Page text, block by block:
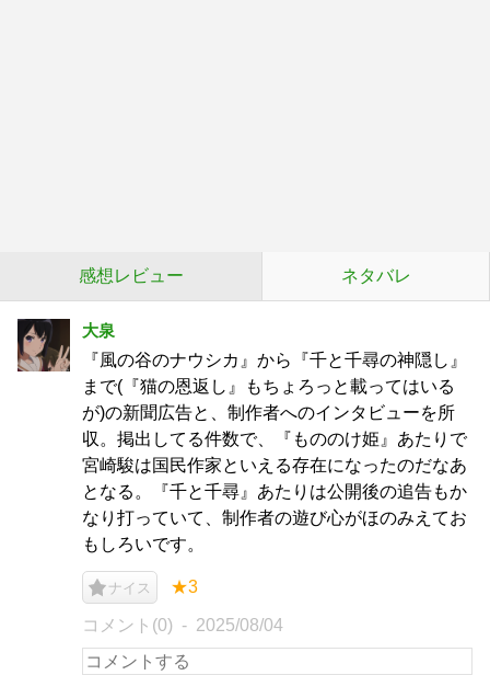
感想レビュー ネタバレ
大泉
『風の谷のナウシカ』から『千と千尋の神隠し』
まで(『猫の恩返し』もちょろっと載ってはいる
が)の新聞広告と、制作者へのインタビューを所
収。掲出してる件数で、『もののけ姫』あたりで
宮崎駿は国民作家といえる存在になったのだなあ
となる。『千と千尋』あたりは公開後の追告もか
なり打っていて、制作者の遊び心がほのみえてお
もしろいです。
ナイス ★3
コメント(0) 2025/08/04